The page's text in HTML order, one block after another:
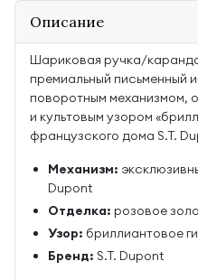
Описание
Шариковая ручка/
премиальный письменный
поворотным механизмом,
и культовым узором
французского дома S.T.
Механизм:
Dupont
Отделка: розовое
Узор: бриллиантовое
Бренд: S.T. Dupont